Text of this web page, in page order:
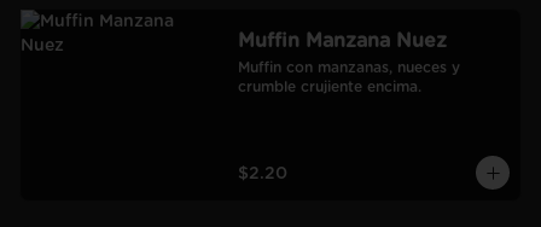
Muffin Manzana Nuez
Muffin con manzanas, nueces y
crumble crujiente encima.
$2.20